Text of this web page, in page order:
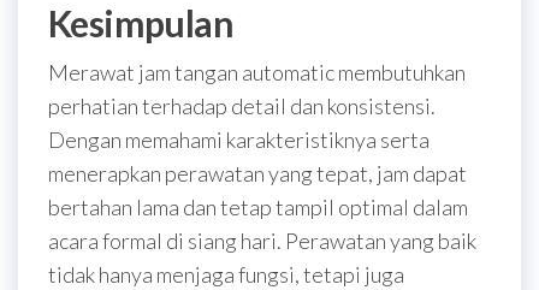
Kesimpulan
Merawat jam tangan automatic membutuhkan
perhatian terhadap detail dan konsistensi.
Dengan memahami karakteristiknya serta
menerapkan perawatan yang tepat, jam dapat
bertahan lama dan tetap tampil optimal dalam
acara formal di siang hari. Perawatan yang baik
tidak hanya menjaga fungsi, tetapi juga